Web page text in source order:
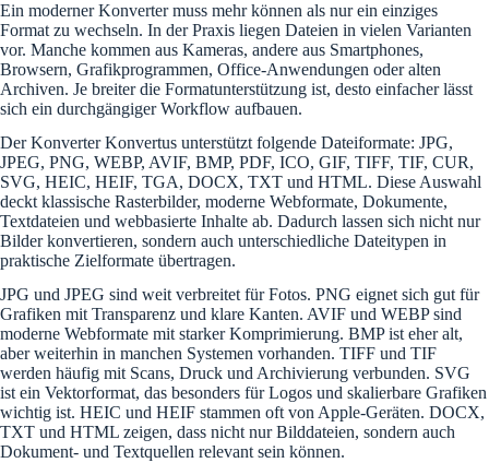
Ein moderner Konverter muss mehr können als nur ein einziges
Format zu wechseln. In der Praxis liegen Dateien in vielen Varianten
vor. Manche kommen aus Kameras, andere aus Smartphones,
Browsern, Grafikprogrammen, Office-Anwendungen oder alten
Archiven. Je breiter die Formatunterstützung ist, desto einfacher lässt
sich ein durchgängiger Workflow aufbauen.
Der Konverter Konvertus unterstützt folgende Dateiformate: JPG,
JPEG, PNG, WEBP, AVIF, BMP, PDF, ICO, GIF, TIFF, TIF, CUR,
SVG, HEIC, HEIF, TGA, DOCX, TXT und HTML. Diese Auswahl
deckt klassische Rasterbilder, moderne Webformate, Dokumente,
Textdateien und webbasierte Inhalte ab. Dadurch lassen sich nicht nur
Bilder konvertieren, sondern auch unterschiedliche Dateitypen in
praktische Zielformate übertragen.
JPG und JPEG sind weit verbreitet für Fotos. PNG eignet sich gut für
Grafiken mit Transparenz und klare Kanten. AVIF und WEBP sind
moderne Webformate mit starker Komprimierung. BMP ist eher alt,
aber weiterhin in manchen Systemen vorhanden. TIFF und TIF
werden häufig mit Scans, Druck und Archivierung verbunden. SVG
ist ein Vektorformat, das besonders für Logos und skalierbare Grafiken
wichtig ist. HEIC und HEIF stammen oft von Apple-Geräten. DOCX,
TXT und HTML zeigen, dass nicht nur Bilddateien, sondern auch
Dokument- und Textquellen relevant sein können.